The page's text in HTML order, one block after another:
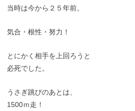
当時は今から２５年前。
気合・根性・努力！
とにかく相手を上回ろうと
必死でした。
うさぎ跳びのあとは、
1500ｍ走！